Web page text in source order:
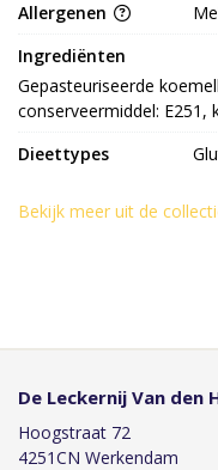
Allergenen
Ingrediënten
Gepasteuriseerde
conserveermiddel: E251,
Dieettypes
Bekijk meer uit de
De Leckernij Van den
Hoogstraat 72
4251CN Werkendam